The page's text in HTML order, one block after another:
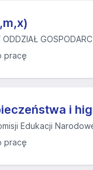
pracę
i
Edukacji
pracę